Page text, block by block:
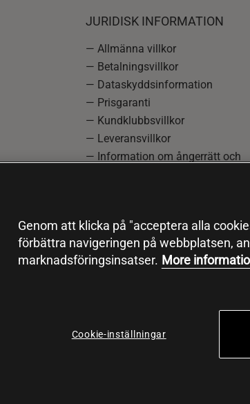
JURIDISK INFORMATION
— Allmänna villkor
— Betalningsvillkor
— Dataskyddsinformation
— Prisgaranti
— Kundklubbsvillkor
— Leveransvillkor
— Information om ångerrätt och
Genom att klicka på "acceptera alla
förbättra navigeringen på webbplatsen,
marknadsföringsinsatser. More
Cookie-inställningar